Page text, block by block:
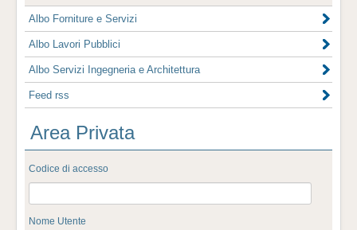
Albo Forniture e Servizi
Albo Lavori Pubblici
Albo Servizi Ingegneria e Architettura
Feed rss
Area Privata
Codice di accesso
Nome Utente